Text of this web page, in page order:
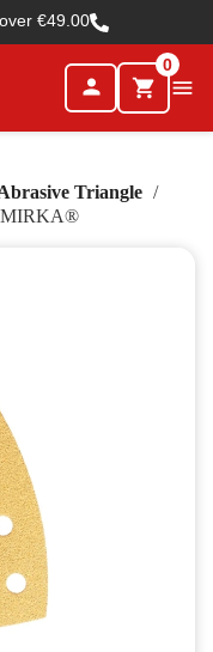
€49.00
person shopping_cart
0

Triangle
MIRKA®